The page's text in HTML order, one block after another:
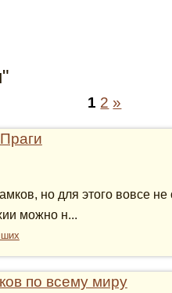
1 2 »
но для этого вовсе
можно н...
по всему миру